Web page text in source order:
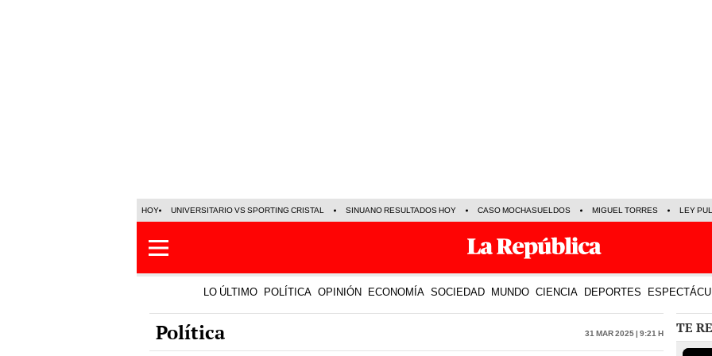
HOY UNIVERSITARIO VS SPORTING CRISTAL SINUANO RESULTADOS HOY CASO MOCHASUELDOS MIGUEL TORRES LEY
LO ÚLTIMO POLÍTICA OPINIÓN ECONOMÍA SOCIEDAD MUNDO CIENCIA DEPORTES
Política 31 Mar 2025 | 9:21 h TE